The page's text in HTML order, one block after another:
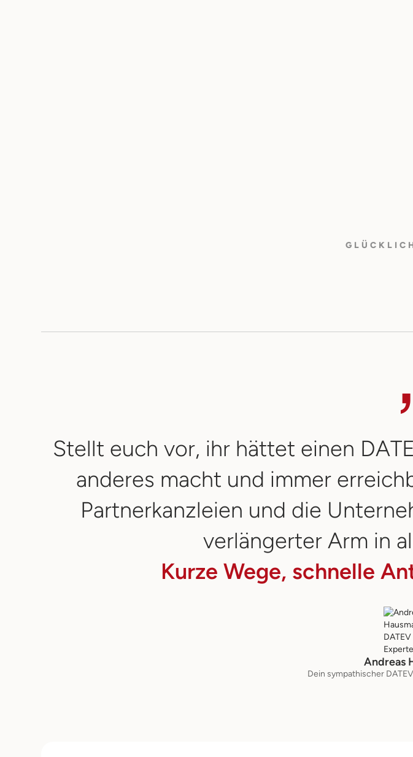
Stellt euch vor, ihr hättet einen
anderes macht und immer
Partnerkanzleien und die
verlängerter Arm in
Kurze Wege, schnelle
Andreas
Dein sympathischer